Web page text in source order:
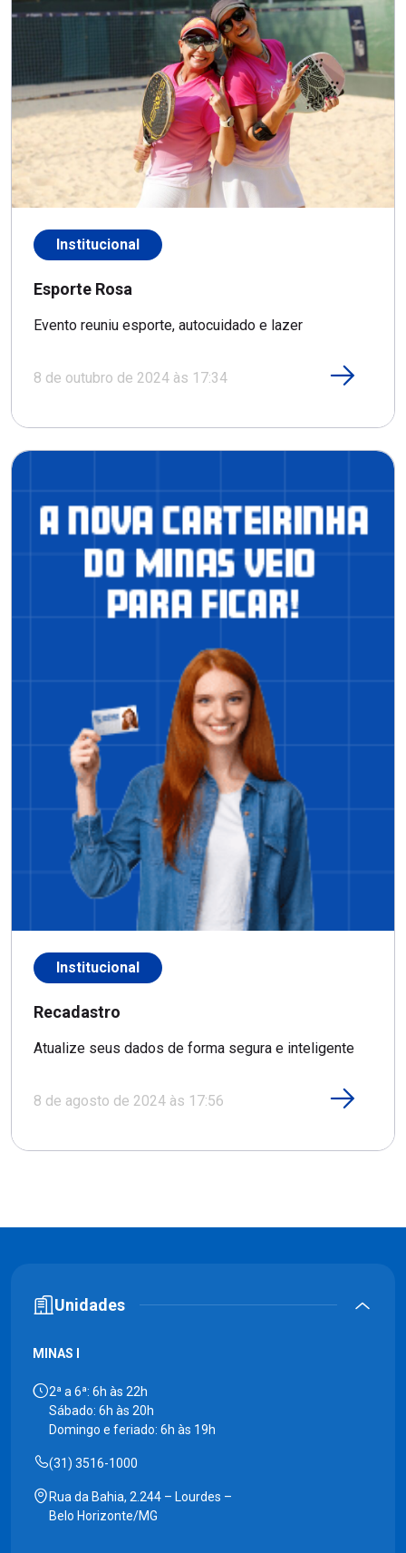
Institucional
Esporte Rosa
Evento reuniu esporte, autocuidado e lazer
8 de outubro de 2024 às 17:34
Institucional
Recadastro
Atualize seus dados de forma segura e inteligente
8 de agosto de 2024 às 17:56
Unidades
MINAS I
2ª a 6ª: 6h às 22h
Sábado: 6h às 20h
Domingo e feriado: 6h às 19h
(31) 3516-1000
Rua da Bahia, 2.244 – Lourdes –
Belo Horizonte/MG